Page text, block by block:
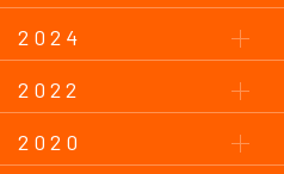
2024
2022
2020